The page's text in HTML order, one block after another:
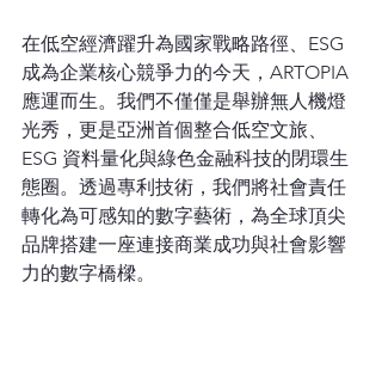
在低空經濟躍升為國家戰略路徑、ESG
成為企業核心競爭力的今天，ARTOPIA
應運而生。我們不僅僅是舉辦無人機燈
光秀，更是亞洲首個整合低空文旅、
ESG 資料量化與綠色金融科技的閉環生
態圈。透過專利技術，我們將社會責任
轉化為可感知的數字藝術，為全球頂尖
品牌搭建一座連接商業成功與社會影響
力的數字橋樑。